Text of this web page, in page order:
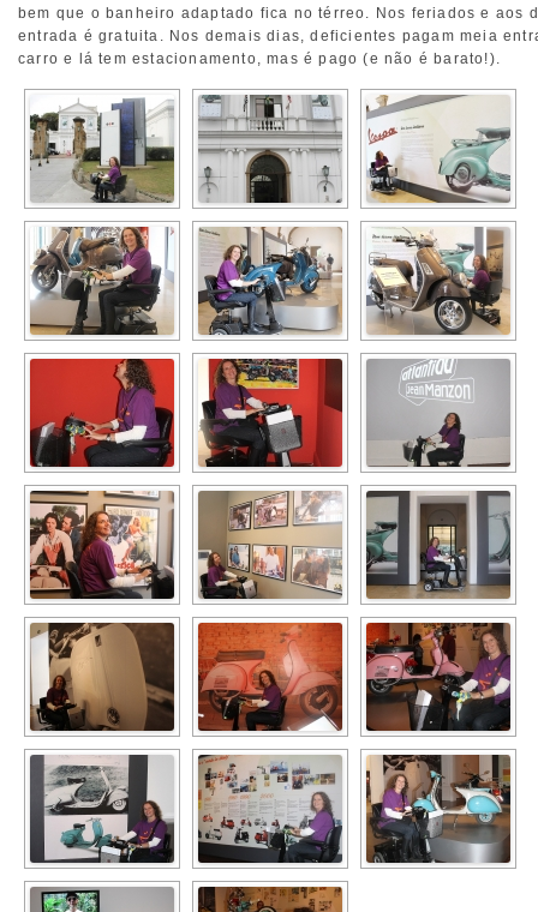
bem que o banheiro adaptado fica no térreo. Nos feriados e aos
entrada é gratuita. Nos demais dias, deficientes pagam meia
carro e lá tem estacionamento, mas é pago (e não é barato!).